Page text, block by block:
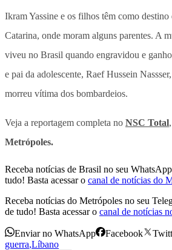
Ikram Yassine e os filhos têm como destino
Catarina, onde moram alguns parentes. A
viveu no Brasil quando engravidou e
e pai da adolescente, Raef Hussein
morreu vítima dos bombardeios.
Veja a reportagem completa no NSC Total
Metrópoles.
Receba notícias de Brasil no seu
tudo! Basta acessar o canal de notícias do
Receba notícias do Metrópoles no seu
de tudo! Basta acessar o canal de notícias
Enviar no WhatsApp Facebook
guerra,Líbano